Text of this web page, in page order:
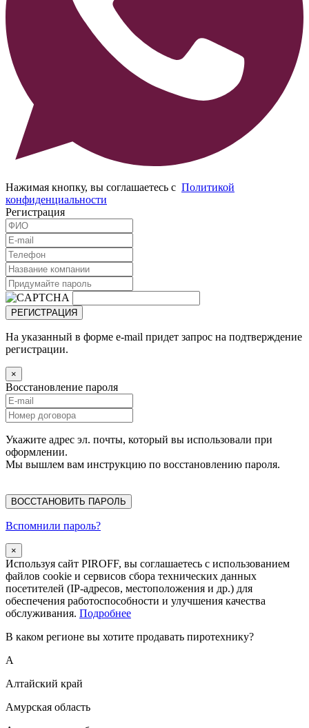
Нажимая кнопку, вы соглашаетесь с Политикой
конфиденциальности
Регистрация
РЕГИСТРАЦИЯ
На указанный в форме e-mail придет запрос на подтверждение
регистрации.
×
Восстановление пароля
Укажите адрес эл. почты, который вы использовали при
оформлении.
Мы вышлем вам инструкцию по восстановлению пароля.
ВОССТАНОВИТЬ ПАРОЛЬ
Вспомнили пароль?
×
Используя сайт PIROFF, вы соглашаетесь с использованием
файлов cookie и сервисов сбора технических данных
посетителей (IP-адресов, местоположения и др.) для
обеспечения работоспособности и улучшения качества
обслуживания. Подробнее
В каком регионе вы хотите продавать пиротехнику?
А
Алтайский край
Амурская область